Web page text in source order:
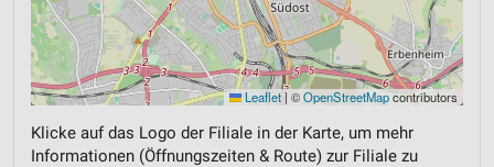
Leaflet|©OpenStreetMapcontributors
Klicke auf das Logo der Filiale in der Karte, um mehr
Informationen (Öffnungszeiten & Route) zur Filiale zu